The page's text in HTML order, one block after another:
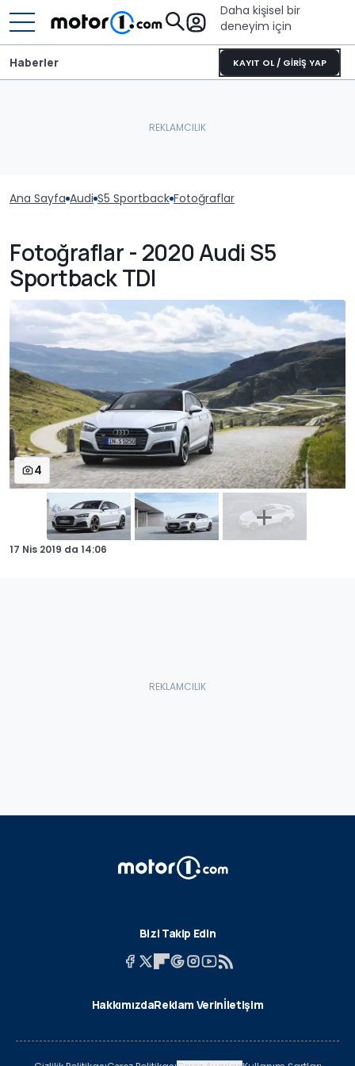
Daha kişisel bir
deneyim için
KAYIT OL / GİRİŞ YAP
Haberler
Ana Sayfa Audi S5 Sportback Fotoğraflar
Fotoğraflar - 2020 Audi S5
Sportback TDI
4
17 Nis 2019 da 14:06
Bizi Takip Edin
HakkımızdaReklam Verinİletişim